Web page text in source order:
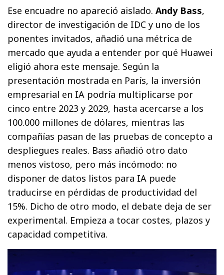
Ese encuadre no apareció aislado.Andy Bass,
director de investigación de IDC y uno de los
ponentes invitados, añadió una métrica de
mercado que ayuda a entender por qué Huawei
eligió ahora este mensaje. Según la
presentación mostrada en París, la inversión
empresarial en IA podría multiplicarse por
cinco entre 2023 y 2029, hasta acercarse a los
100.000 millones de dólares, mientras las
compañías pasan de las pruebas de concepto a
despliegues reales. Bass añadió otro dato
menos vistoso, pero más incómodo: no
disponer de datos listos para IA puede
traducirse en pérdidas de productividad del
15%. Dicho de otro modo, el debate deja de ser
experimental. Empieza a tocar costes, plazos y
capacidad competitiva.